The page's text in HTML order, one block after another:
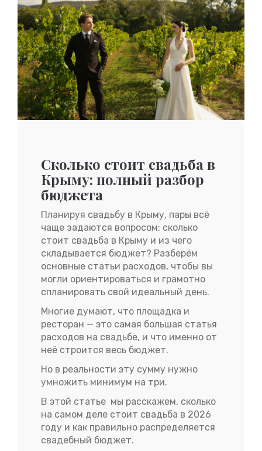
Сколько стоит свадьба в
Крыму: полный разбор
бюджета
Планируя свадьбу в Крыму, пары всё
чаще задаются вопросом: сколько
стоит свадьба в Крыму и из чего
складывается бюджет? Разберём
основные статьи расходов, чтобы вы
могли ориентироваться и грамотно
спланировать свой идеальный день.
Многие думают, что площадка и
ресторан — это самая большая статья
расходов на свадьбе, и что именно от
неё строится весь бюджет.
Но в реальности эту сумму нужно
умножить минимум на три.
В этой статье мы расскажем, сколько
на самом деле стоит свадьба в 2026
году и как правильно распределяется
свадебный бюджет.